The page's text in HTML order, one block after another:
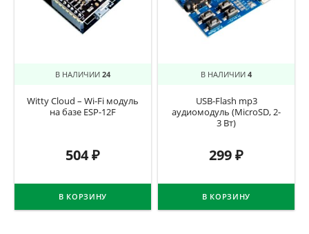
В НАЛИЧИИ 24
Witty Cloud – Wi-Fi модуль
на базе ESP-12F
504₽
В КОРЗИНУ
В НАЛИЧИИ 4
USB-Flash mp3
аудиомодуль (MicroSD, 2-
3 Вт)
299₽
В КОРЗИНУ